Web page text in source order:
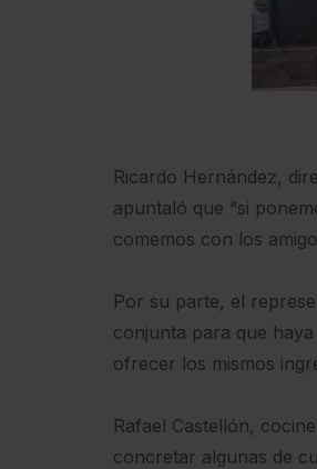
Ricardo Hernández,
apuntaló que “si
comemos con los
Por su parte, el
conjunta para que
ofrecer los mismos
Rafael Castellón,
concretar algunas de